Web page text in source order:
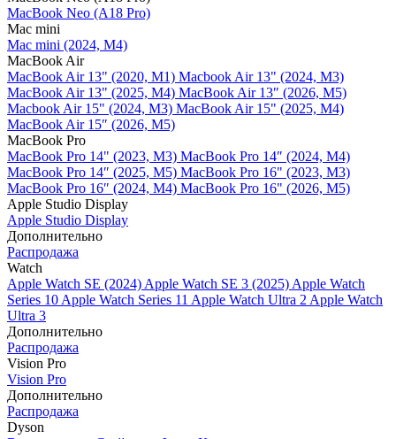
MacBook Neo (A18 Pro)
Mac mini
Mac mini (2024, M4)
MacBook Air
MacBook Air 13" (2020, M1) Macbook Air 13" (2024, M3)
MacBook Air 13" (2025, M4) MacBook Air 13″ (2026, M5)
Macbook Air 15" (2024, M3) MacBook Air 15" (2025, M4)
MacBook Air 15″ (2026, M5)
MacBook Pro
MacBook Pro 14" (2023, M3) MacBook Pro 14″ (2024, M4)
MacBook Pro 14″ (2025, M5) MacBook Pro 16" (2023, M3)
MacBook Pro 16″ (2024, M4) MacBook Pro 16" (2026, M5)
Apple Studio Display
Apple Studio Display
Дополнительно
Распродажа
Watch
Apple Watch SE (2024) Apple Watch SE 3 (2025) Apple Watch
Series 10 Apple Watch Series 11 Apple Watch Ultra 2 Apple Watch
Ultra 3
Дополнительно
Распродажа
Vision Pro
Vision Pro
Дополнительно
Распродажа
Dyson